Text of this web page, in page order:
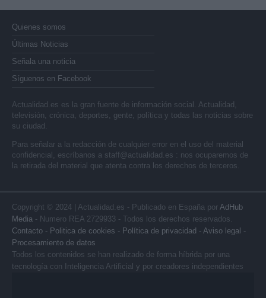
Quienes somos
Últimas Noticias
Señala una noticia
Síguenos en Facebook
Actualidad.es es la gran fuente de información social. Actualidad,
televisión, crónica, deportes, gente, política y todas las noticias sobre
su ciudad.
Para señalar a la redacción de cualquier error en el uso del material
confidencial, escríbanos a staff@actualidad.es : nos ocuparemos de
la retirada del material que atenta contra los derechos de terceros.
Copyright © 2024 | Actualidad.es - Publicado en España por AdHub
Media - Numero REA 2729933 - Todos los derechos reservados.
Contacto - Politica de cookies - Política de privacidad - Aviso legal -
Procesamiento de datos
Todos los contenidos se han realizado de forma híbrida por una
tecnología con Inteligencia Artificial y por creadores independientes